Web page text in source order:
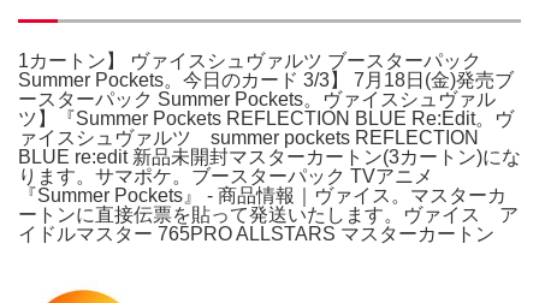
1カートン】 ヴァイスシュヴァルツ ブースターパック
Summer Pockets。今日のカード 3/3】 7月18日(金)発売ブ
ースターパック Summer Pockets。ヴァイスシュヴァル
ツ】『Summer Pockets REFLECTION BLUE Re:Edit。ヴ
ァイスシュヴァルツ summer pockets REFLECTION
BLUE re:edit 新品未開封マスターカートン(3カートン)にな
ります。サマポケ。ブースターパック TVアニメ
『Summer Pockets』 - 商品情報｜ヴァイス。マスターカ
ートンに直接伝票を貼って発送いたします。ヴァイス ア
イドルマスター 765PRO ALLSTARS マスターカートン